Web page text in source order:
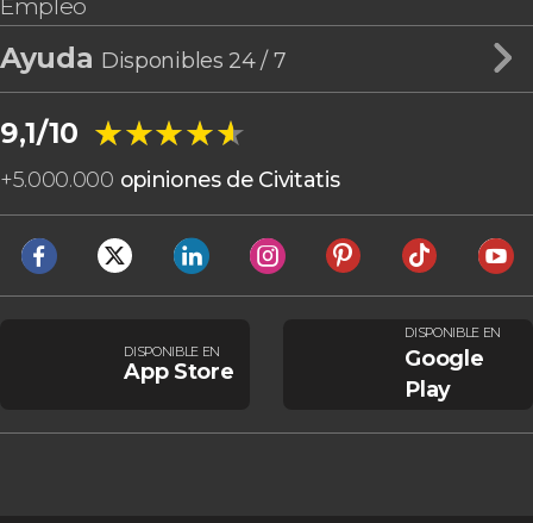
Empleo
Ayuda Disponibles 24 / 7
9,1/10 ★★★★★
★★★★★
+5.000.000 opiniones de Civitatis
DISPONIBLE EN
App Store
DISPONIBLE EN
Google
Play